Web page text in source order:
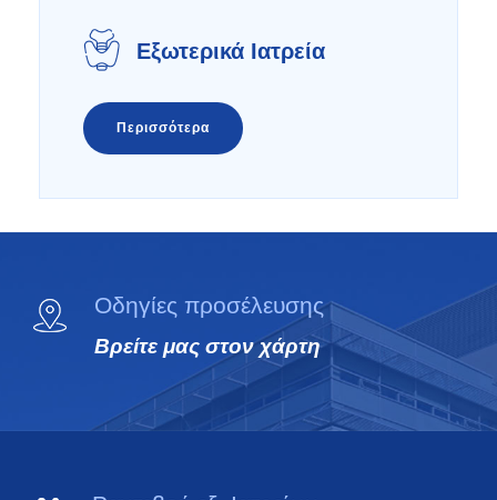
Εξωτερικά Ιατρεία
Περισσότερα
Οδηγίες προσέλευσης
Βρείτε μας στον χάρτη